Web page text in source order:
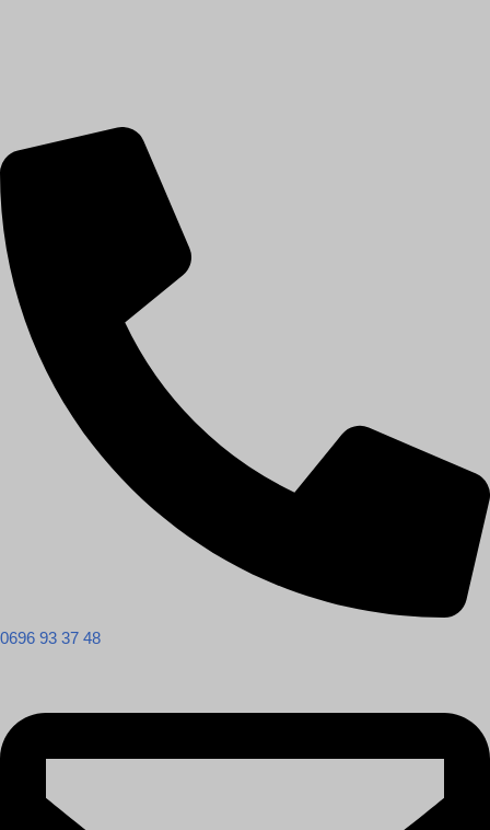
0696 93 37 48